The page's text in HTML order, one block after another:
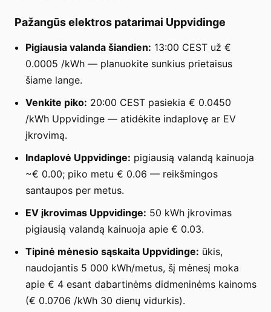
Pažangūs elektros patarimai Uppvidinge
Pigiausia valanda šiandien: 13:00 CEST už €
0.0005 /kWh — planuokite sunkius prietaisus
šiame lange.
Venkite piko: 20:00 CEST pasiekia € 0.0450
/kWh Uppvidinge — atidėkite indaplovę ar EV
įkrovimą.
Indaplovė Uppvidinge: pigiausią valandą kainuoja
~€ 0.00; piko metu € 0.06 — reikšmingos
santaupos per metus.
EV įkrovimas Uppvidinge: 50 kWh įkrovimas
pigiausią valandą kainuoja apie € 0.03.
Tipinė mėnesio sąskaita Uppvidinge: ūkis,
naudojantis 5 000 kWh/metus, šį mėnesį moka
apie € 4 esant dabartinėms didmeninėms kainoms
(€ 0.0706 /kWh 30 dienų vidurkis).